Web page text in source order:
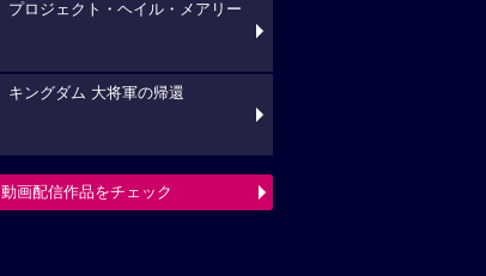
プロジェクト・ヘイル・メアリー
キングダム 大将軍の帰還
動画配信作品をチェック